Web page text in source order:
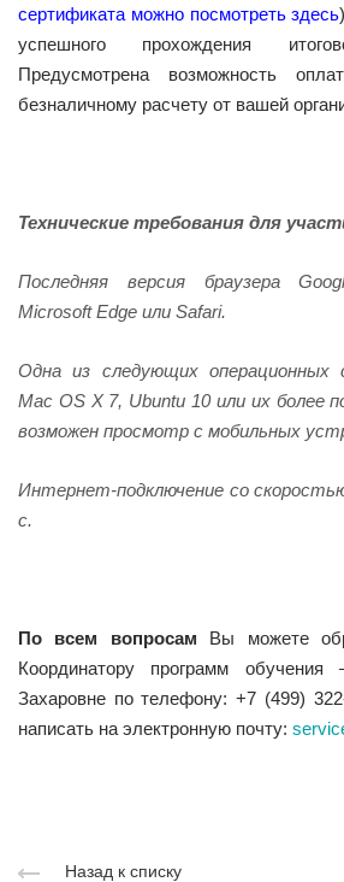
сертификата можно посмотреть здесь)
успешного прохождения
Предусмотрена возможность
безналичному расчету от вашей
Технические требования для
Последняя версия браузера
Microsoft Edge или Safari.
Одна из следующих операционных
Mac OS X 7, Ubuntu 10 или их более
возможен просмотр с мобильных
Интернет-подключение со
с.
По всем вопросам Вы можете
Координатору программ обучения
Захаровне по телефону: +7 (499)
написать на электронную почту:
Назад к списку